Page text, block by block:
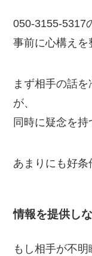
050-3155-5317
事前に心構えを
まず相手の話
が、
同時に疑念を持
あまりにも好条
情報を提供し
もし相手が不明